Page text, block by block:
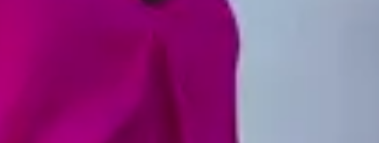
de amor — com você e com sua peça AMÔ.
com crepe importado 100% poliéster, um tecido leve,
o toque e a beleza da sua AMÔ, siga estas orientações: